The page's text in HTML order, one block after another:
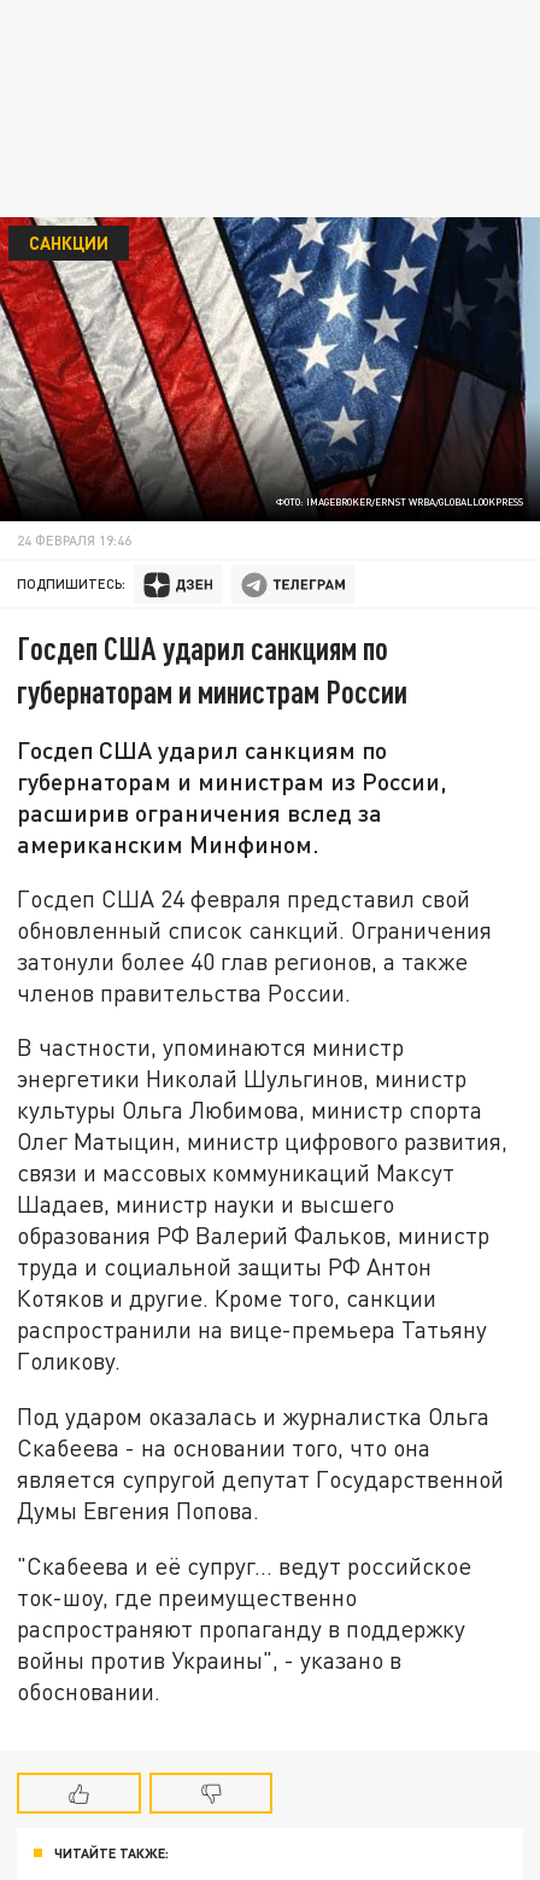
ФОТО: IMAGEBROKER/ERNST WRBA/GLOBALLOOKPRESS
САНКЦИИ
24 ФЕВРАЛЯ 19:46
ПОДПИШИТЕСЬ:
Госдеп США ударил санкциям по
губернаторам и министрам России
Госдеп США ударил санкциям по
губернаторам и министрам из России,
расширив ограничения вслед за
американским Минфином.
Госдеп США 24 февраля представил свой
обновленный список санкций. Ограничения
затонули более 40 глав регионов, а также
членов правительства России.
В частности, упоминаются министр
энергетики Николай Шульгинов, министр
культуры Ольга Любимова, министр спорта
Олег Матыцин, министр цифрового развития,
связи и массовых коммуникаций Максут
Шадаев, министр науки и высшего
образования РФ Валерий Фальков, министр
труда и социальной защиты РФ Антон
Котяков и другие. Кроме того, санкции
распространили на вице-премьера Татьяну
Голикову.
Под ударом оказалась и журналистка Ольга
Скабеева - на основании того, что она
является супругой депутат Государственной
Думы Евгения Попова.
"Скабеева и её супруг… ведут российское
ток-шоу, где преимущественно
распространяют пропаганду в поддержку
войны против Украины", - указано в
обосновании.
ЧИТАЙТЕ ТАКЖЕ: